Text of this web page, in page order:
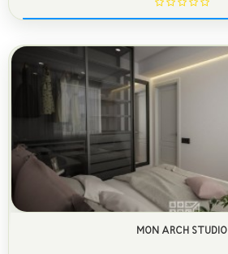
MON ARCH STUDIO